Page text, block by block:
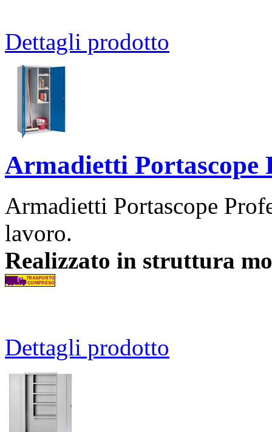
Dettagli prodotto
Armadietti Portascope
Armadietti Portascope
lavoro.
Realizzato in struttura
Dettagli prodotto